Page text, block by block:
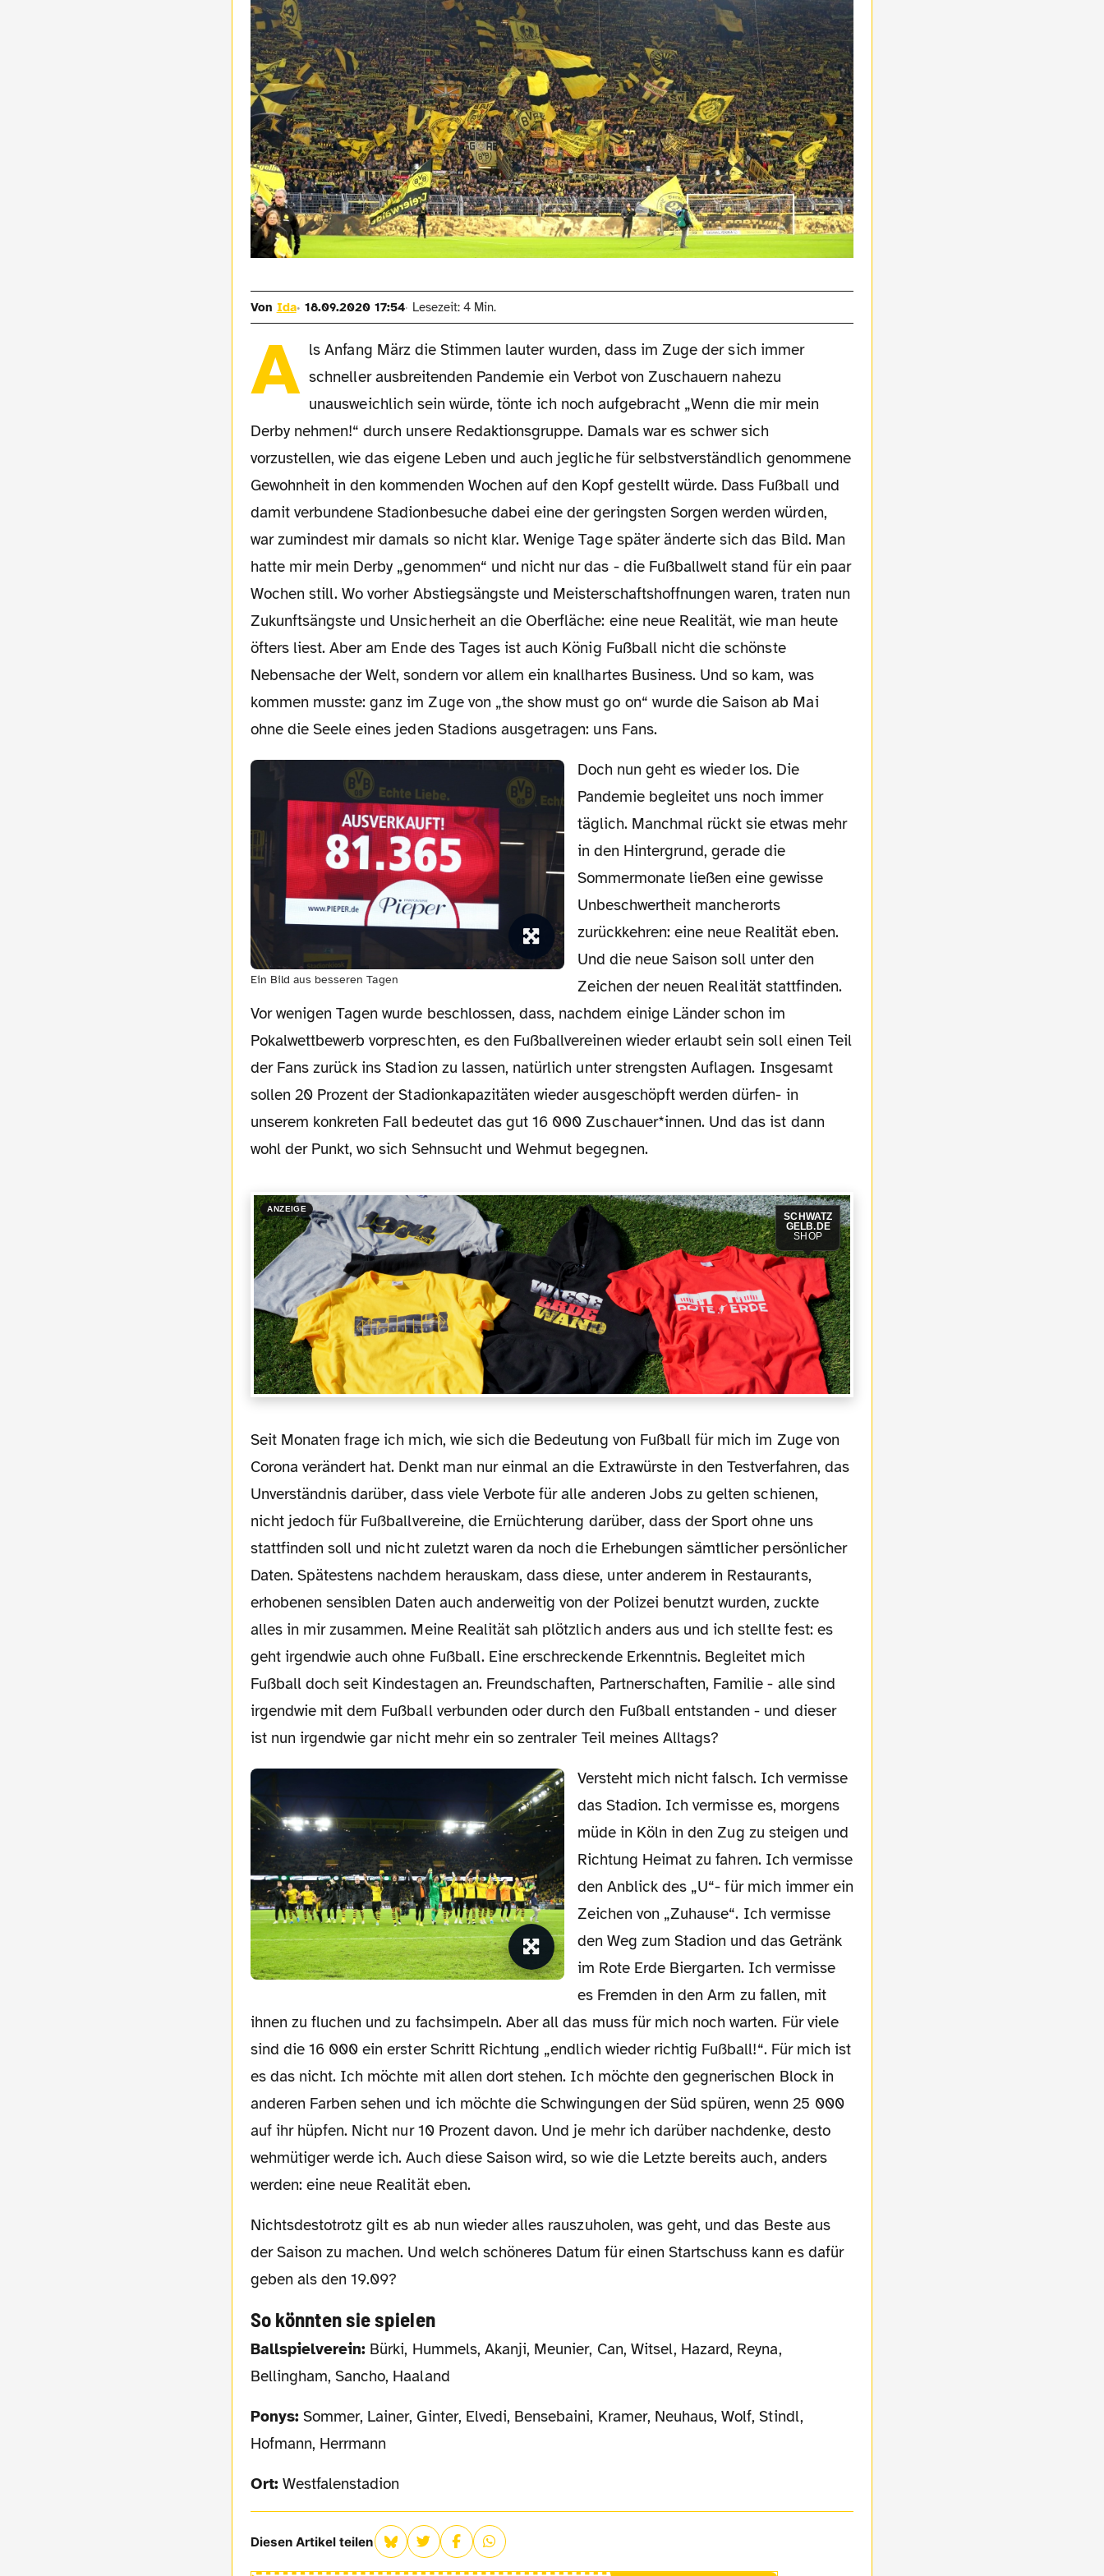
Von Ida 18.09.2020 17:54 Lesezeit: 4 Min.
A ls Anfang März die Stimmen lauter wurden, dass im Zuge der sich immer
schneller ausbreitenden Pandemie ein Verbot von Zuschauern nahezu
unausweichlich sein würde, tönte ich noch aufgebracht „Wenn die mir mein
Derby nehmen!“ durch unsere Redaktionsgruppe. Damals war es schwer sich
vorzustellen, wie das eigene Leben und auch jegliche für selbstverständlich genommene
Gewohnheit in den kommenden Wochen auf den Kopf gestellt würde. Dass Fußball und
damit verbundene Stadionbesuche dabei eine der geringsten Sorgen werden würden,
war zumindest mir damals so nicht klar. Wenige Tage später änderte sich das Bild. Man
hatte mir mein Derby „genommen“ und nicht nur das - die Fußballwelt stand für ein paar
Wochen still. Wo vorher Abstiegsängste und Meisterschaftshoffnungen waren, traten nun
Zukunftsängste und Unsicherheit an die Oberfläche: eine neue Realität, wie man heute
öfters liest. Aber am Ende des Tages ist auch König Fußball nicht die schönste
Nebensache der Welt, sondern vor allem ein knallhartes Business. Und so kam, was
kommen musste: ganz im Zuge von „the show must go on“ wurde die Saison ab Mai
ohne die Seele eines jeden Stadions ausgetragen: uns Fans.
Ein Bild aus besseren Tagen
Doch nun geht es wieder los. Die
Pandemie begleitet uns noch immer
täglich. Manchmal rückt sie etwas mehr
in den Hintergrund, gerade die
Sommermonate ließen eine gewisse
Unbeschwertheit mancherorts
zurückkehren: eine neue Realität eben.
Und die neue Saison soll unter den
Zeichen der neuen Realität stattfinden.
Vor wenigen Tagen wurde beschlossen, dass, nachdem einige Länder schon im
Pokalwettbewerb vorpreschten, es den Fußballvereinen wieder erlaubt sein soll einen Teil
der Fans zurück ins Stadion zu lassen, natürlich unter strengsten Auflagen. Insgesamt
sollen 20 Prozent der Stadionkapazitäten wieder ausgeschöpft werden dürfen- in
unserem konkreten Fall bedeutet das gut 16 000 Zuschauer*innen. Und das ist dann
wohl der Punkt, wo sich Sehnsucht und Wehmut begegnen.
ANZEIGE
SCHWATZ
GELB.DE
SHOP
Seit Monaten frage ich mich, wie sich die Bedeutung von Fußball für mich im Zuge von
Corona verändert hat. Denkt man nur einmal an die Extrawürste in den Testverfahren, das
Unverständnis darüber, dass viele Verbote für alle anderen Jobs zu gelten schienen,
nicht jedoch für Fußballvereine, die Ernüchterung darüber, dass der Sport ohne uns
stattfinden soll und nicht zuletzt waren da noch die Erhebungen sämtlicher persönlicher
Daten. Spätestens nachdem herauskam, dass diese, unter anderem in Restaurants,
erhobenen sensiblen Daten auch anderweitig von der Polizei benutzt wurden, zuckte
alles in mir zusammen. Meine Realität sah plötzlich anders aus und ich stellte fest: es
geht irgendwie auch ohne Fußball. Eine erschreckende Erkenntnis. Begleitet mich
Fußball doch seit Kindestagen an. Freundschaften, Partnerschaften, Familie - alle sind
irgendwie mit dem Fußball verbunden oder durch den Fußball entstanden - und dieser
ist nun irgendwie gar nicht mehr ein so zentraler Teil meines Alltags?
Versteht mich nicht falsch. Ich vermisse
das Stadion. Ich vermisse es, morgens
müde in Köln in den Zug zu steigen und
Richtung Heimat zu fahren. Ich vermisse
den Anblick des „U“- für mich immer ein
Zeichen von „Zuhause“. Ich vermisse
den Weg zum Stadion und das Getränk
im Rote Erde Biergarten. Ich vermisse
es Fremden in den Arm zu fallen, mit
ihnen zu fluchen und zu fachsimpeln. Aber all das muss für mich noch warten. Für viele
sind die 16 000 ein erster Schritt Richtung „endlich wieder richtig Fußball!“. Für mich ist
es das nicht. Ich möchte mit allen dort stehen. Ich möchte den gegnerischen Block in
anderen Farben sehen und ich möchte die Schwingungen der Süd spüren, wenn 25 000
auf ihr hüpfen. Nicht nur 10 Prozent davon. Und je mehr ich darüber nachdenke, desto
wehmütiger werde ich. Auch diese Saison wird, so wie die Letzte bereits auch, anders
werden: eine neue Realität eben.
Nichtsdestotrotz gilt es ab nun wieder alles rauszuholen, was geht, und das Beste aus
der Saison zu machen. Und welch schöneres Datum für einen Startschuss kann es dafür
geben als den 19.09?
So könnten sie spielen
Ballspielverein: Bürki, Hummels, Akanji, Meunier, Can, Witsel, Hazard, Reyna,
Bellingham, Sancho, Haaland
Ponys: Sommer, Lainer, Ginter, Elvedi, Bensebaini, Kramer, Neuhaus, Wolf, Stindl,
Hofmann, Herrmann
Ort: Westfalenstadion
Diesen Artikel teilen